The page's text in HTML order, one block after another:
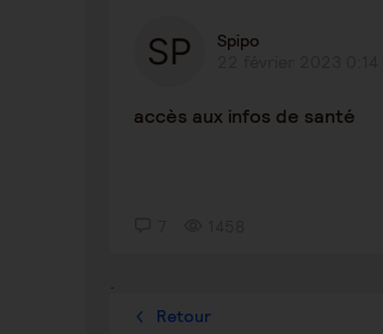
Spipo
accès aux infos de santé
.
Retour